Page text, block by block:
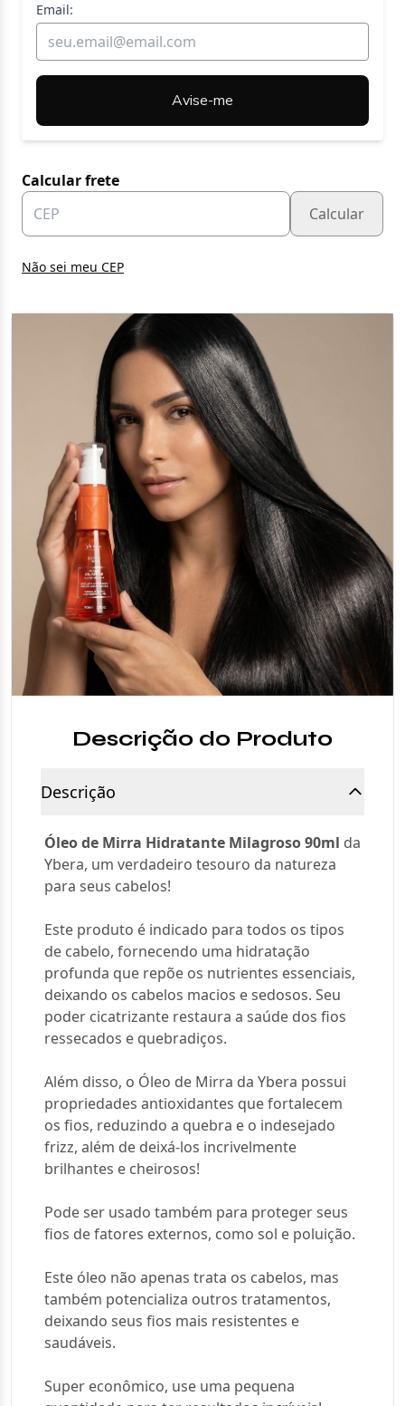
Email:
Avise-me
Calcular frete
Calcular
Não sei meu CEP
Descrição do Produto
Descrição
Óleo de Mirra Hidratante Milagroso 90ml da
Ybera, um verdadeiro tesouro da natureza
para seus cabelos!
Este produto é indicado para todos os tipos
de cabelo, fornecendo uma hidratação
profunda que repõe os nutrientes essenciais,
deixando os cabelos macios e sedosos. Seu
poder cicatrizante restaura a saúde dos fios
ressecados e quebradiços.
Além disso, o Óleo de Mirra da Ybera possui
propriedades antioxidantes que fortalecem
os fios, reduzindo a quebra e o indesejado
frizz, além de deixá-los incrivelmente
brilhantes e cheirosos!
Pode ser usado também para proteger seus
fios de fatores externos, como sol e poluição.
Este óleo não apenas trata os cabelos, mas
também potencializa outros tratamentos,
deixando seus fios mais resistentes e
saudáveis.
Super econômico, use uma pequena